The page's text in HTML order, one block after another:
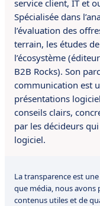
service client, IT et
Spécialisée dans
l’évaluation des
terrain, les études
l’écosystème
B2B Rocks). Son
communication est
présentations
conseils clairs,
par les décideurs
logiciel.
La transparence est
que média, nous avons
contenus utiles et de